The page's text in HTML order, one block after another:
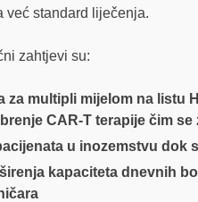
već standard liječenja.
zahtjevi su:
za multipli mijelom na listu
CAR-T terapije čim
u inozemstvu dok
kapaciteta dnevnih